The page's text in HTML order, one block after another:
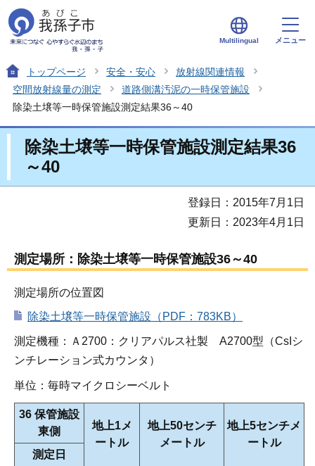
Multilingual メニュー
トップページ 安全・安心
放射線関連情報
空間放射線量の測定
道路側溝汚泥の一時保管施設
除染土壌等一時保管施設測定結果36～40
除染土壌等一時保管施設測定結果36
～40
登録日：2015年7月1日
更新日：2023年4月1日
測定場所：除染土壌等一時保管施設36～40
測定場所の位置図
除染土壌等一時保管施設（PDF：783KB）
測定機種：Ａ2700：クリアパルス社製 A2700型（CsIシ
ンチレーション式カウンタ）
単位：毎時マイクロシーベルト
36 保管施設
東側
地上1メ
ートル
地上50センチ
メートル
地上5センチメ
ートル
測定日